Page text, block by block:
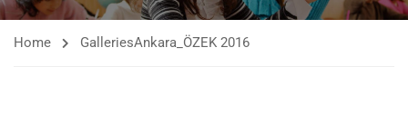
Home GalleriesAnkara_ÖZEK 2016